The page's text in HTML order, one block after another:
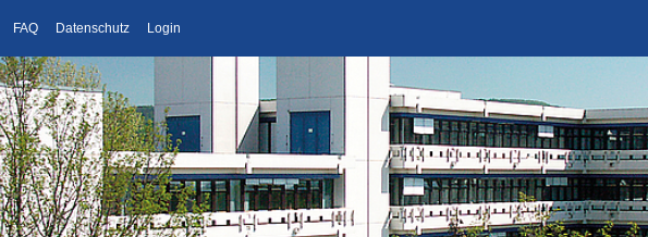
FAQ Datenschutz Login